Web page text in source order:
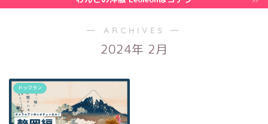
― ARCHIVES ―
2024年 2月
ドックラン